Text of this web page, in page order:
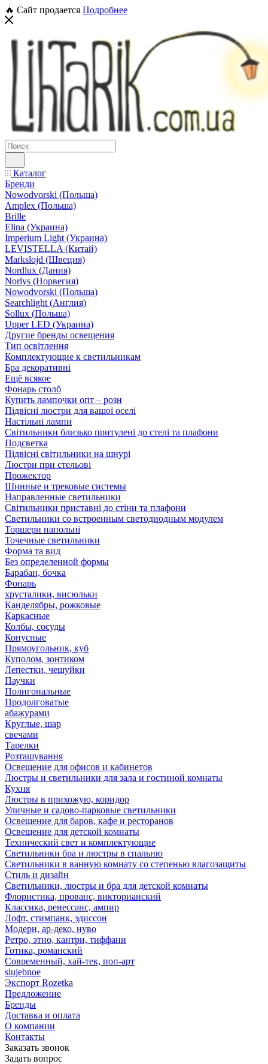
🔥 Сайт продается Подробнее
Каталог
Бренди
Nowodvorski (Польша)
Amplex (Польша)
Brille
Elina (Украина)
Imperium Light (Украина)
LEVISTELLA (Китай)
Markslojd (Швеция)
Nordlux (Дания)
Norlys (Норвегия)
Nowodvorski (Польша)
Searchlight (Англия)
Sollux (Польша)
Upper LED (Украина)
Другие бренды освещения
Тип освітлення
Комплектующие к светильникам
Бра декоративні
Ещё всякое
Фонарь столб
Купить лампочки опт – розн
Підвісні люстри для вашої оселі
Настільні лампи
Світильники близько притулені до стелі та плафони
Подсветка
Підвісні світильники на шнурі
Люстри при стельові
Прожектор
Шинные и трековые системы
Направленные светильники
Світильники приставні до стіни та плафони
Светильники со встроенным светодиодным модулем
Торшери напольні
Точечные светильники
Форма та вид
Без определенной формы
Барабан, бочка
Фонарь
хрусталики, висюльки
Канделябры, рожковые
Каркасные
Колбы, сосуды
Конусные
Прямоугольник, куб
Куполом, зонтиком
Лепестки, чешуйки
Паучки
Полигональные
Продолговатые
абажурами
Круглые, шар
свечами
Тарелки
Розташування
Освещение для офисов и кабинетов
Люстры и светильники для зала и гостиной комнаты
Кухня
Люстры в прихожую, коридор
Уличные и садово-парковые светильники
Освещение для баров, кафе и ресторанов
Освещение для детской комнаты
Технический свет и комплектующие
Светильники бра и люстры в спальню
Светильники в ванную комнату со степенью влагозащиты
Стиль и дизайн
Светильники, люстры и бра для детской комнаты
Флористика, прованс, викторианский
Классика, ренессанс, ампир
Лофт, стимпанк, эдиссон
Модерн, ар-деко, нуво
Ретро, этно, кантри, тиффани
Готика, романский
Современный, хай-тек, поп-арт
slujebnoe
Экспорт Rozetka
Предложение
Бренды
Доставка и оплата
О компании
Контакты
Заказать звонок
Задать вопрос